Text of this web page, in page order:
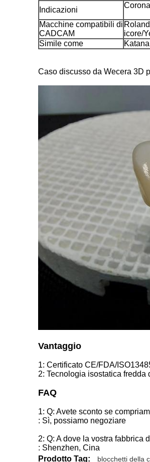
Indicazioni
Macchine compatibili di
CADCAM
icore/
Simile come
Caso discusso da Wecera 3D
Vantaggio
1: Certificato CE/FDA/
2: Tecnologia isostatica
FAQ
1: Q: Avete sconto se
: Sì, possiamo negoziare
2: Q: A dove la vostra fabbrica
: Shenzhen, Cina
Prodotto Tag:
blocchetti della